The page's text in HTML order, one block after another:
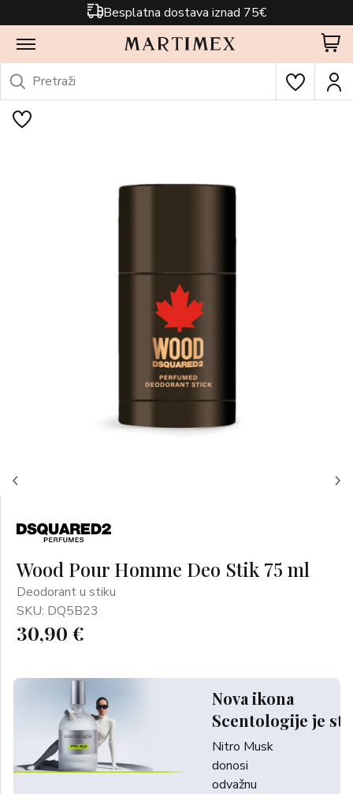
Besplatna dostava iznad 75€
Wood Pour Homme Deo Stik 75 ml
Deodorant u stiku
SKU: DQ5B23
30,90 €
Nova ikona
Scentologije je
Nitro Musk
donosi
odvažnu